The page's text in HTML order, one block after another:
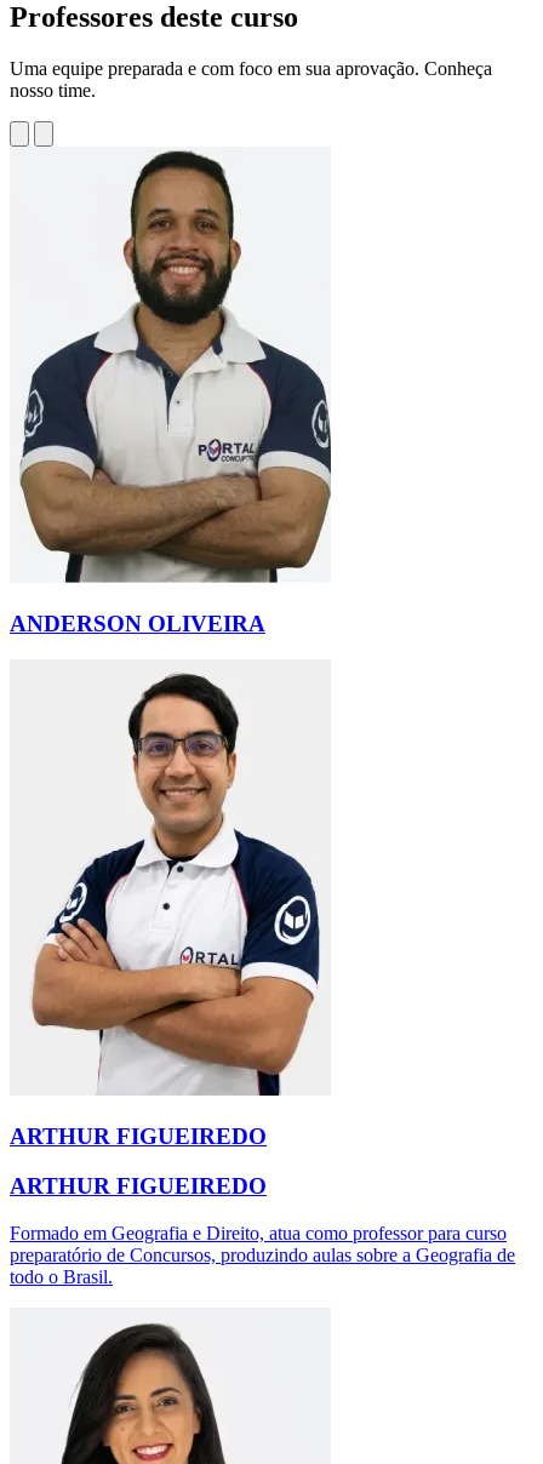
Professores deste curso
Uma equipe preparada e com foco em sua aprovação. Conheça
nosso time.
ANDERSON OLIVEIRA
ARTHUR FIGUEIREDO
ARTHUR FIGUEIREDO
Formado em Geografia e Direito, atua como professor para curso
preparatório de Concursos, produzindo aulas sobre a Geografia de
todo o Brasil.